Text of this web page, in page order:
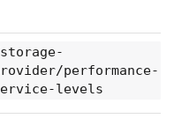
performance-
levels